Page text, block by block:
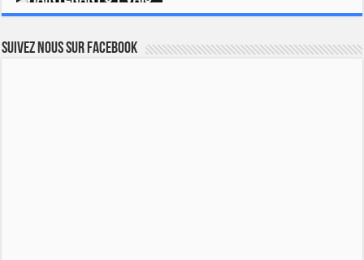
Suivez nous sur Facebook